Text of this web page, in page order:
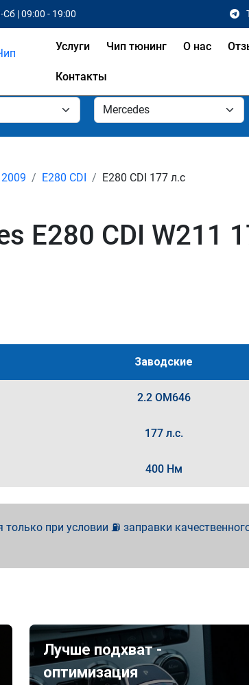
Сб | 09:00 - 19:00
Услуги Чип тюнинг О нас
Контакты
E280 CDI E280 CDI 177 л.с
E280 CDI W211
Заводские
2.2 OM646
177 л.с.
400 Нм
при условии ⛽ заправки
Лучше подхват -
оптимизация